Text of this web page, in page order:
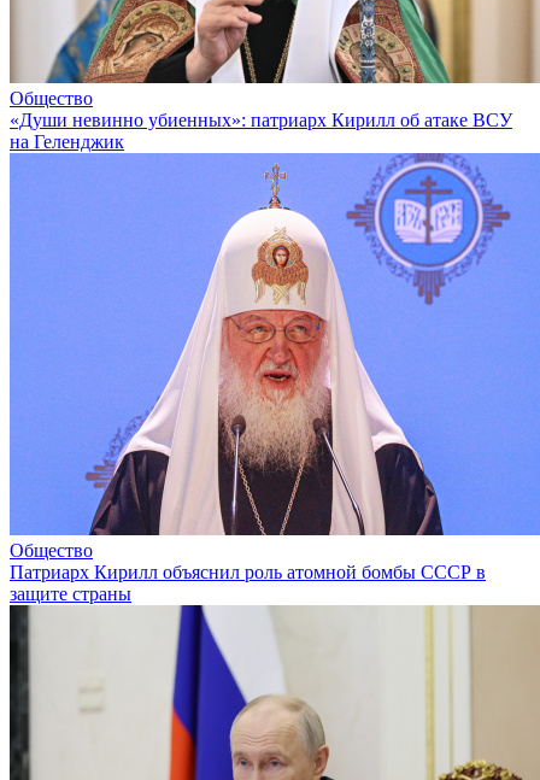
Общество
«Души невинно убиенных»: патриарх Кирилл об атаке ВСУ
на Геленджик
Общество
Патриарх Кирилл объяснил роль атомной бомбы СССР в
защите страны